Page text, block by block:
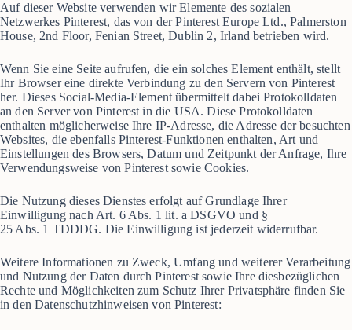
Auf dieser Website verwenden wir Elemente des sozialen
Netzwerkes Pinterest, das von der Pinterest Europe Ltd., Palmerston
House, 2nd Floor, Fenian Street, Dublin 2, Irland betrieben wird.
Wenn Sie eine Seite aufrufen, die ein solches Element enthält, stellt
Ihr Browser eine direkte Verbindung zu den Servern von Pinterest
her. Dieses Social-Media-Element übermittelt dabei Protokolldaten
an den Server von Pinterest in die USA. Diese Protokolldaten
enthalten möglicherweise Ihre IP-Adresse, die Adresse der besuchten
Websites, die ebenfalls Pinterest-Funktionen enthalten, Art und
Einstellungen des Browsers, Datum und Zeitpunkt der Anfrage, Ihre
Verwendungsweise von Pinterest sowie Cookies.
Die Nutzung dieses Dienstes erfolgt auf Grundlage Ihrer
Einwilligung nach Art. 6 Abs. 1 lit. a DSGVO und §
25 Abs. 1 TDDDG. Die Einwilligung ist jederzeit widerrufbar.
Weitere Informationen zu Zweck, Umfang und weiterer Verarbeitung
und Nutzung der Daten durch Pinterest sowie Ihre diesbezüglichen
Rechte und Möglichkeiten zum Schutz Ihrer Privatsphäre finden Sie
in den Datenschutzhinweisen von Pinterest: